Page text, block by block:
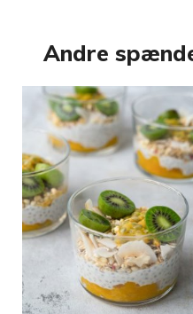
Andre